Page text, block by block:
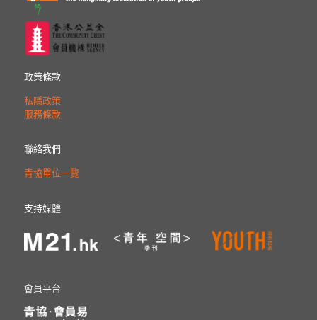
政策條款
私隱政策
服務條款
聯絡我們
青協單位一覽
支持媒體
會員平台